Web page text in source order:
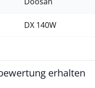
DX 140W
erhalten